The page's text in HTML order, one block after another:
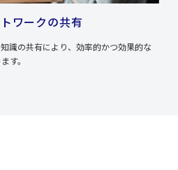
ワークの共有
識の共有により、効率的かつ効果的な
す。